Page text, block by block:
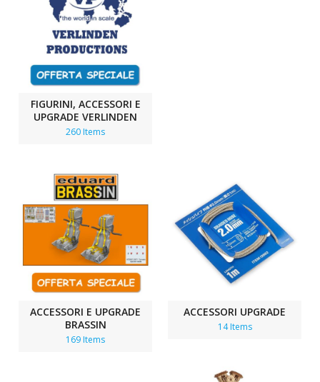
FIGURINI, ACCESSORI E
UPGRADE VERLINDEN
260 Items
ACCESSORI E UPGRADE
BRASSIN
169 Items
ACCESSORI UPGRADE
14 Items